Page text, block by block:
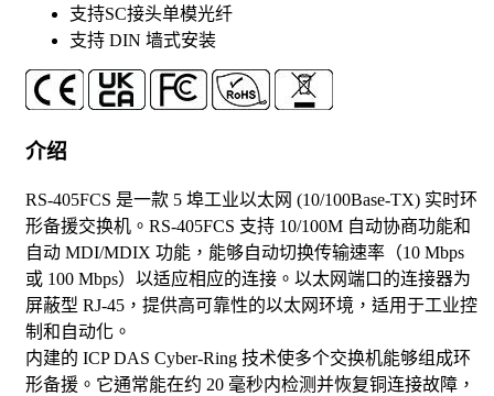
支持SC接头单模光纤
支持 DIN 墙式安装
介绍
RS-405FCS 是一款 5 埠工业以太网 (10/100Base-TX) 实时环
形备援交换机。RS-405FCS 支持 10/100M 自动协商功能和
自动 MDI/MDIX 功能，能够自动切换传输速率（10 Mbps
或 100 Mbps）以适应相应的连接。以太网端口的连接器为
屏蔽型 RJ-45，提供高可靠性的以太网环境，适用于工业控
制和自动化。
内建的 ICP DAS Cyber-Ring 技术使多个交换机能够组成环
形备援。它通常能在约 20 毫秒内检测并恢复铜连接故障，